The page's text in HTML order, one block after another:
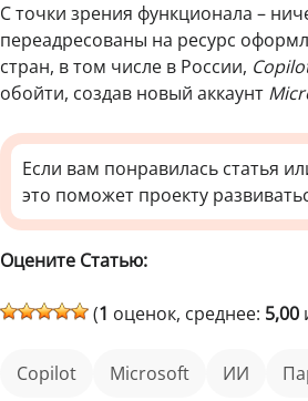
С точки зрения функционала –
переадресованы на ресурс
стран, в том числе в России,
обойти, создав новый аккаунт
Если вам понравилась статья
это поможет проекту
Оцените Статью:
(1 оценок, среднее: 5,00
Copilot Microsoft ИИ